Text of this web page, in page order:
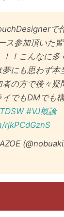
で
ス参加頂いた
！！こんなに多
夢にも思わず本
者の方で後々疑
でもDMでも
#VJ概論